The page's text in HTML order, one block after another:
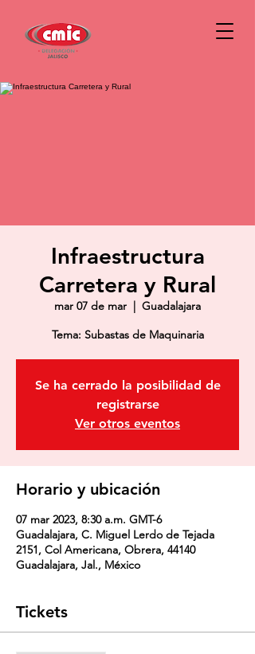
Infraestructura
Carretera y Rural
mar 07 de mar
  |
Guadalajara
Tema: Subastas de Maquinaria
Se ha cerrado la posibilidad de
registrarse
Ver otros eventos
Horario y ubicación
07 mar 2023, 8:30 a.m. GMT-6
Guadalajara, C. Miguel Lerdo de Tejada
2151, Col Americana, Obrera, 44140
Guadalajara, Jal., México
Tickets